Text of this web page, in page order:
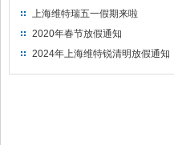
上海维特瑞五一假期来啦
2020年春节放假通知
2024年上海维特锐清明放假通知